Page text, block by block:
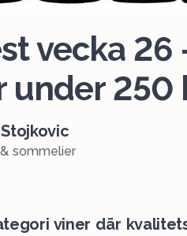
vecka
under 250
sommelier
viner där